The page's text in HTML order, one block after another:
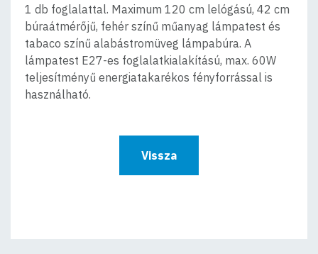
1 db foglalattal. Maximum 120 cm lelógású, 42 cm
búraátmérőjű, fehér színű műanyag lámpatest és
tabaco színű alabástromüveg lámpabúra. A
lámpatest E27-es foglalatkialakítású, max. 60W
teljesítményű energiatakarékos fényforrással is
használható.
Vissza